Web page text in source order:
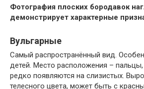
Фотография плоских бородавок
демонстрирует характерные
Вульгарные
Самый распространённый вид.
детей. Место расположения – пальцы,
редко появляются на слизистых.
телесного цвета, может быть с